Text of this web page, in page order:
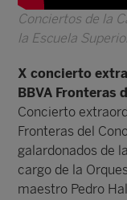
Conciertos de la
la Escuela
X concierto
BBVA Fronteras
Concierto
Fronteras del
galardonados de
cargo de la
maestro Pedro